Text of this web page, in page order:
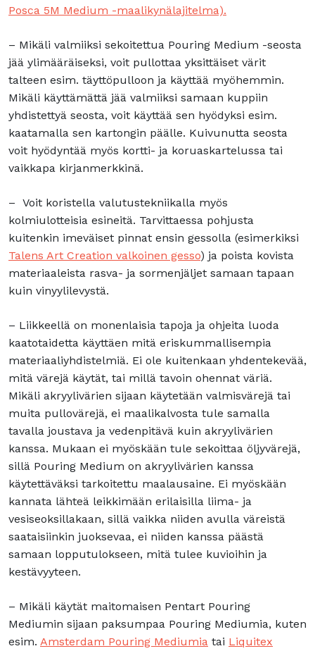
Posca 5M Medium -maalikynälajitelma).
– Mikäli valmiiksi sekoitettua Pouring Medium -seosta
jää ylimääräiseksi, voit pullottaa yksittäiset värit
talteen esim. täyttöpulloon ja käyttää myöhemmin.
Mikäli käyttämättä jää valmiiksi samaan kuppiin
yhdistettyä seosta, voit käyttää sen hyödyksi esim.
kaatamalla sen kartongin päälle. Kuivunutta seosta
voit hyödyntää myös kortti- ja koruaskartelussa tai
vaikkapa kirjanmerkkinä.
– Voit koristella valutustekniikalla myös
kolmiulotteisia esineitä. Tarvittaessa pohjusta
kuitenkin imeväiset pinnat ensin gessolla (esimerkiksi
Talens Art Creation valkoinen gesso) ja poista kovista
materiaaleista rasva- ja sormenjäljet samaan tapaan
kuin vinyylilevystä.
– Liikkeellä on monenlaisia tapoja ja ohjeita luoda
kaatotaidetta käyttäen mitä eriskummallisempia
materiaaliyhdistelmiä. Ei ole kuitenkaan yhdentekevää,
mitä värejä käytät, tai millä tavoin ohennat väriä.
Mikäli akryylivärien sijaan käytetään valmisvärejä tai
muita pullovärejä, ei maalikalvosta tule samalla
tavalla joustava ja vedenpitävä kuin akryylivärien
kanssa. Mukaan ei myöskään tule sekoittaa öljyvärejä,
sillä Pouring Medium on akryylivärien kanssa
käytettäväksi tarkoitettu maalausaine. Ei myöskään
kannata lähteä leikkimään erilaisilla liima- ja
vesiseoksillakaan, sillä vaikka niiden avulla väreistä
saataisiinkin juoksevaa, ei niiden kanssa päästä
samaan lopputulokseen, mitä tulee kuvioihin ja
kestävyyteen.
– Mikäli käytät maitomaisen Pentart Pouring
Mediumin sijaan paksumpaa Pouring Mediumia, kuten
esim. Amsterdam Pouring Mediumia tai Liquitex